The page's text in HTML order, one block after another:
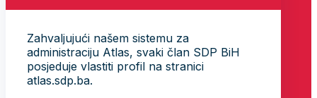
Zahvaljujući našem sistemu za
administraciju Atlas, svaki član SDP BiH
posjeduje vlastiti profil na stranici
atlas.sdp.ba.